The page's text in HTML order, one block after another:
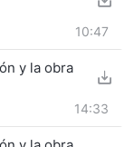
10:47
y la obra
14:33